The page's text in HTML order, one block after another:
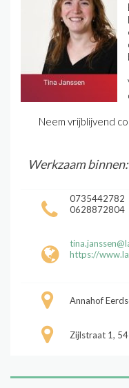
Neem vrijblijvend
Werkzaam
0735442782
0628872804
https://
Annahof
Zijlstraat 1,